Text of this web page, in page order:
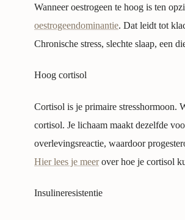
Wanneer oestrogeen te hoog is ten
oestrogeendominantie. Dat leidt tot
Chronische stress, slechte slaap, een
Hoog cortisol
Cortisol is je primaire stresshormoon.
cortisol. Je lichaam maakt dezelfde
overlevingsreactie, waardoor
Hier lees je meerover hoe je cortisol
Insulineresistentie